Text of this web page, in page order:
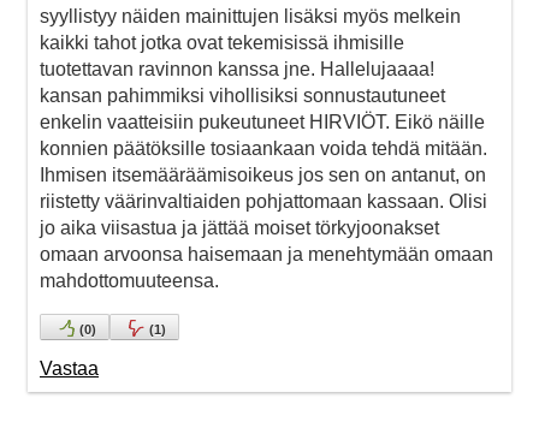
syyllistyy näiden mainittujen lisäksi myös melkein
kaikki tahot jotka ovat tekemisissä ihmisille
tuotettavan ravinnon kanssa jne. Hallelujaaaa!
kansan pahimmiksi vihollisiksi sonnustautuneet
enkelin vaatteisiin pukeutuneet HIRVIÖT. Eikö näille
konnien päätöksille tosiaankaan voida tehdä mitään.
Ihmisen itsemääräämisoikeus jos sen on antanut, on
riistetty väärinvaltiaiden pohjattomaan kassaan. Olisi
jo aika viisastua ja jättää moiset törkyjoonakset
omaan arvoonsa haisemaan ja menehtymään omaan
mahdottomuuteensa.
(0) (1)
Vastaa